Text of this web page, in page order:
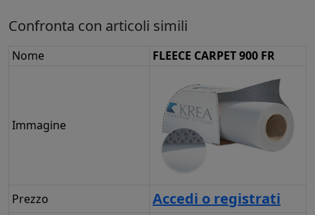
Confronta con articoli simili
Nome FLEECE CARPET 900 FR
Immagine
Prezzo Accedi o registrati